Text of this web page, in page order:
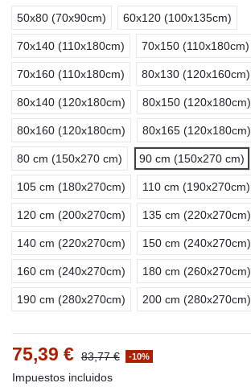
50x80 (70x90cm) 60x120 (100x135cm)
70x140 (110x180cm) 70x150 (110x180cm)
70x160 (110x180cm) 80x130 (120x160cm)
80x140 (120x180cm) 80x150 (120x180cm)
80x160 (120x180cm) 80x165 (120x180cm)
80 cm (150x270 cm) 90 cm (150x270 cm)
105 cm (180x270cm) 110 cm (190x270cm)
120 cm (200x270cm) 135 cm (220x270cm)
140 cm (220x270cm) 150 cm (240x270cm)
160 cm (240x270cm) 180 cm (260x270cm)
190 cm (280x270cm) 200 cm (280x270cm)
75,39 € 83,77 € -10%
Impuestos incluidos